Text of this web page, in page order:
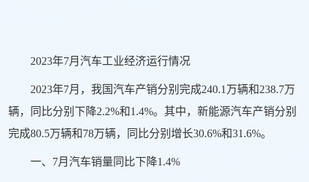
2023年7月汽车工业经济运行情况
2023年7月，我国汽车产销分别完成240.1万辆和238.7万
辆，同比分别下降2.2%和1.4%。其中，新能源汽车产销分别
完成80.5万辆和78万辆，同比分别增长30.6%和31.6%。
一、7月汽车销量同比下降1.4%